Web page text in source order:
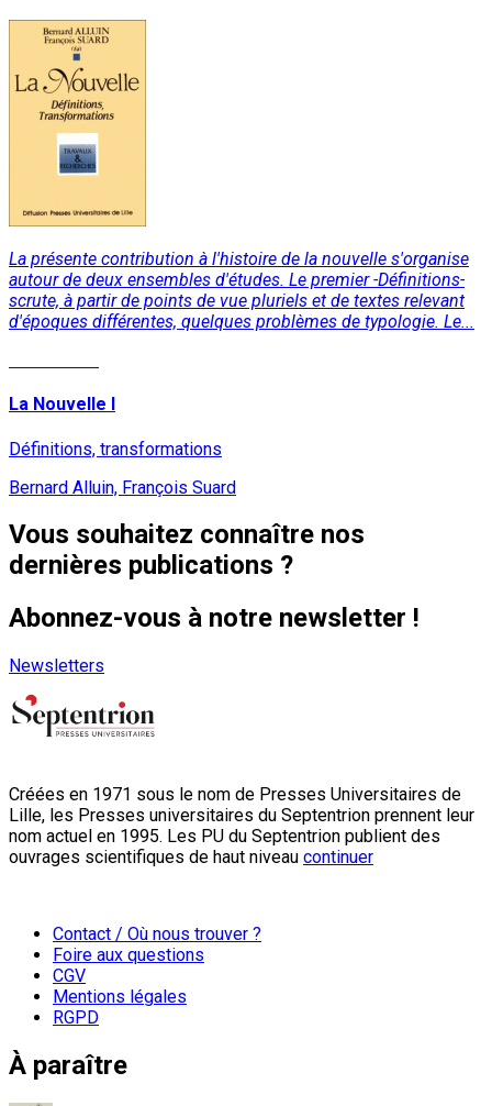
La présente contribution à l'histoire de la nouvelle s'organise
autour de deux ensembles d'études. Le premier -Définitions-
scrute, à partir de points de vue pluriels et de textes relevant
d'époques différentes, quelques problèmes de typologie. Le...
La Nouvelle I
Définitions, transformations
Bernard Alluin, François Suard
Vous souhaitez connaître nos
dernières publications ?
Abonnez-vous à notre newsletter !
Newsletters
Créées en 1971 sous le nom de Presses Universitaires de
Lille, les Presses universitaires du Septentrion prennent leur
nom actuel en 1995. Les PU du Septentrion publient des
ouvrages scientifiques de haut niveau continuer
Contact / Où nous trouver ?
Foire aux questions
CGV
Mentions légales
RGPD
À paraître